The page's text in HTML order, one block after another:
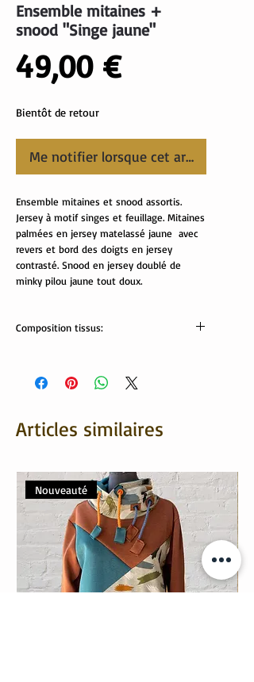
Ensemble mitaines +
snood "Singe jaune"
49,00 €Prix
Bientôt de retour
Me notifier lorsque cet article est
Ensemble mitaines et snood assortis.
Jersey à motif singes et feuillage. Mitaines
palmées en jersey matelassé jaune avec
revers et bord des doigts en jersey
contrasté. Snood en jersey doublé de
minky pilou jaune tout doux.
Composition tissus:
jersey matelassé: 80% coton, 20%
Articles similaires
Nouveauté